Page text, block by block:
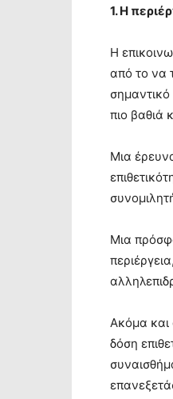
1. Η
Η
από το να
πιο βαθιά
Μια
Μια
Ακόμα και
δόση